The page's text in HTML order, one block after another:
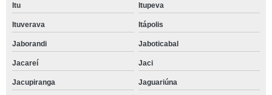
Itu Itupeva
Ituverava Itápolis
Jaborandi Jaboticabal
Jacareí Jaci
Jacupiranga Jaguariúna